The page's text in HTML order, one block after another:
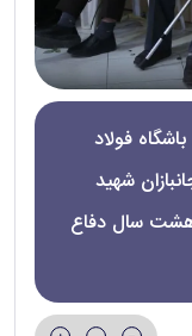
فولاد
شهید
هشت سال دفاع